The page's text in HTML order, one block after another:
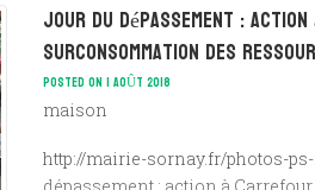
Jour du dépassement :
surconsommation des
POSTED ON 1 AOÛT 2018
maison
http://mairie-sornay.fr/photos-